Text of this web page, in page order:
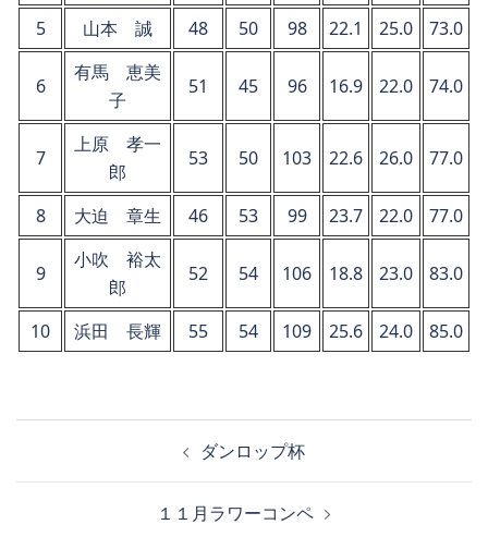
5
山本 誠 48 50 98 22.1 25.0 73.0
6
有馬 恵美
子
51 45 96 16.9 22.0 74.0
7
上原 孝一
郎
53 50 103 22.6 26.0 77.0
8 大迫 章生 46 53 99 23.7 22.0 77.0
9
小吹 裕太
郎
52 54 106 18.8 23.0 83.0
10 浜田 長輝 55 54 109 25.6 24.0 85.0
ダンロップ杯
１１月ラワーコンペ